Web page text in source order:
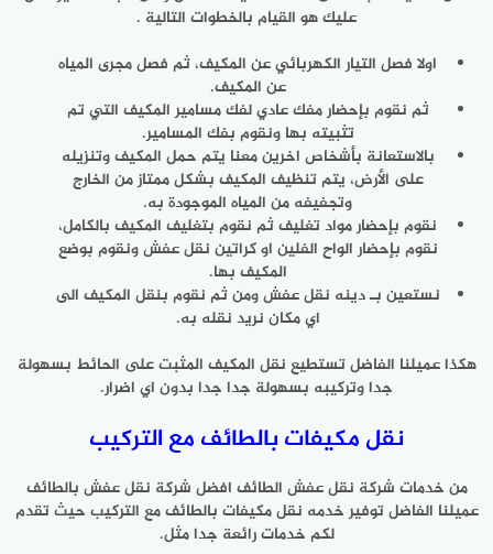
عليك هو القيام بالخطوات التالية .
اولا فصل التيار الكهربائي عن المكيف، ثم فصل مجرى المياه
عن المكيف.
ثم نقوم بإحضار مفك عادي لفك مسامير المكيف التي تم
تثبيته بها ونقوم بفك المسامير.
بالاستعانة بأشخاص اخرين معنا يتم حمل المكيف وتنزيله
على الأرض، يتم تنظيف المكيف بشكل ممتاز من الخارج
وتجفيفه من المياه الموجودة به.
نقوم بإحضار مواد تغليف ثم نقوم بتغليف المكيف بالكامل،
نقوم بإحضار الواح الفلين او كراتين نقل عفش ونقوم بوضع
المكيف بها.
نستعين بـ دينه نقل عفش ومن ثم نقوم بنقل المكيف الى
اي مكان نريد نقله به.
هكذا عميلنا الفاضل تستطيع نقل المكيف المثبت على الحائط بسهولة
جدا وتركيبه بسهولة جدا جدا بدون اي اضرار.
نقل مكيفات بالطائف مع التركيب
من خدمات شركة نقل عفش الطائف افضل شركة نقل عفش بالطائف
عميلنا الفاضل توفير خدمه نقل مكيفات بالطائف مع التركيب حيث تقدم
لكم خدمات رائعة جدا مثل.